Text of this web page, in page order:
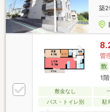
築2
管
1
敷金なし
バス・トイレ別
駐